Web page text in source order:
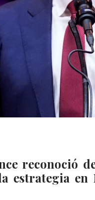
reconoció
estrategia